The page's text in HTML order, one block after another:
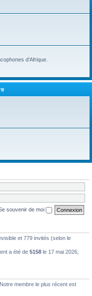
d'Afrique.
souvenir de moi
et 779 invités (selon le
a été de 5158 le 17 mai 2026,
membre le plus récent est